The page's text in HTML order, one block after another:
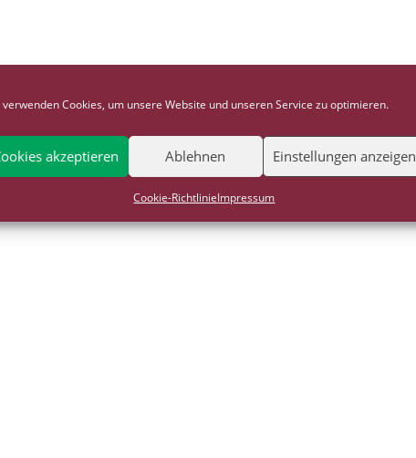
verwenden Cookies, um unsere Website und unseren Service zu optimieren.
akzeptieren Ablehnen Einstellungen anzeigen
Cookie-RichtlinieImpressum